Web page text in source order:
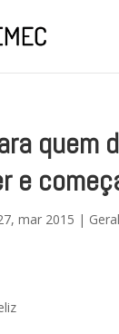
quem
e
mar 2015 | Geral